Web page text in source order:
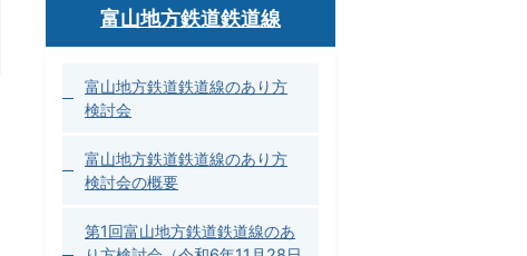
富山地方鉄道鉄道線
富山地方鉄道鉄道線のあり方
検討会
富山地方鉄道鉄道線のあり方
検討会の概要
第1回富山地方鉄道鉄道線のあ